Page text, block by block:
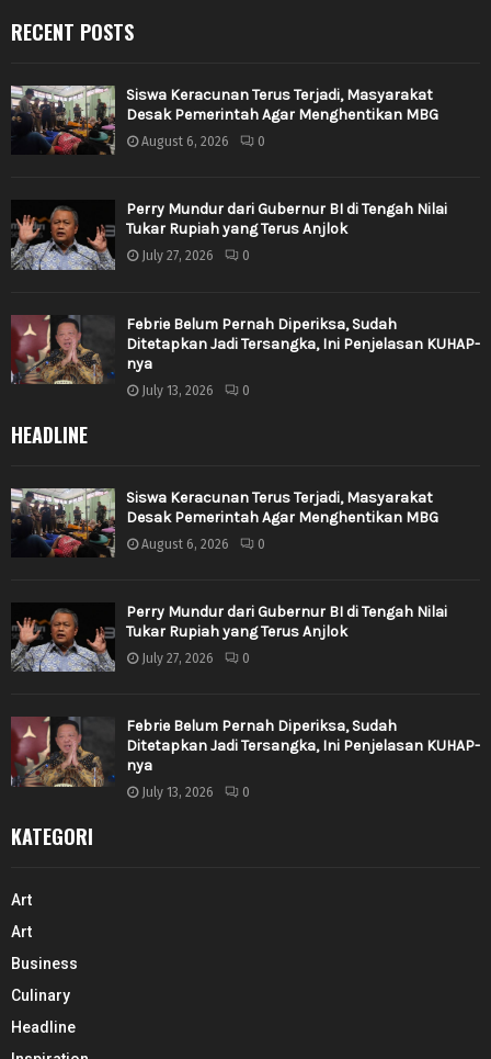
RECENT POSTS
Siswa Keracunan Terus Terjadi, Masyarakat
Desak Pemerintah Agar Menghentikan MBG
August 6, 2026 0
Perry Mundur dari Gubernur BI di Tengah Nilai
Tukar Rupiah yang Terus Anjlok
July 27, 2026 0
Febrie Belum Pernah Diperiksa, Sudah
Ditetapkan Jadi Tersangka, Ini Penjelasan KUHAP-
nya
July 13, 2026 0
HEADLINE
Siswa Keracunan Terus Terjadi, Masyarakat
Desak Pemerintah Agar Menghentikan MBG
August 6, 2026 0
Perry Mundur dari Gubernur BI di Tengah Nilai
Tukar Rupiah yang Terus Anjlok
July 27, 2026 0
Febrie Belum Pernah Diperiksa, Sudah
Ditetapkan Jadi Tersangka, Ini Penjelasan KUHAP-
nya
July 13, 2026 0
KATEGORI
Art
Art
Business
Culinary
Headline